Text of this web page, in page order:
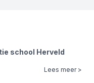
school Herveld
Lees meer >